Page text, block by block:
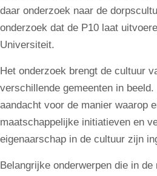
daar onderzoek naar de
onderzoek dat de P10 laat
Universiteit.
Het onderzoek brengt de cultuur
verschillende gemeenten in
aandacht voor de manier waarop
maatschappelijke initiatieven en
eigenaarschap in de cultuur zijn
Belangrijke onderwerpen die in